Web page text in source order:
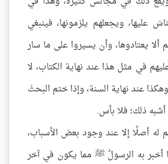
عليها، ويجعلهم يلزمونها، فينبغي
ألا يعتادوها، وأن يسيروا على ما سار
في مثل هذا عند نهاية الكتاب، لا
عند نهاية السنة، وإذا ختم البحثَ
أشبه ذلك؛ فلا بأس.
له أصلًا إلا عند وجود بعض الأسباب،
أخبر به الرسولُ ﷺ مما يكون في آخر